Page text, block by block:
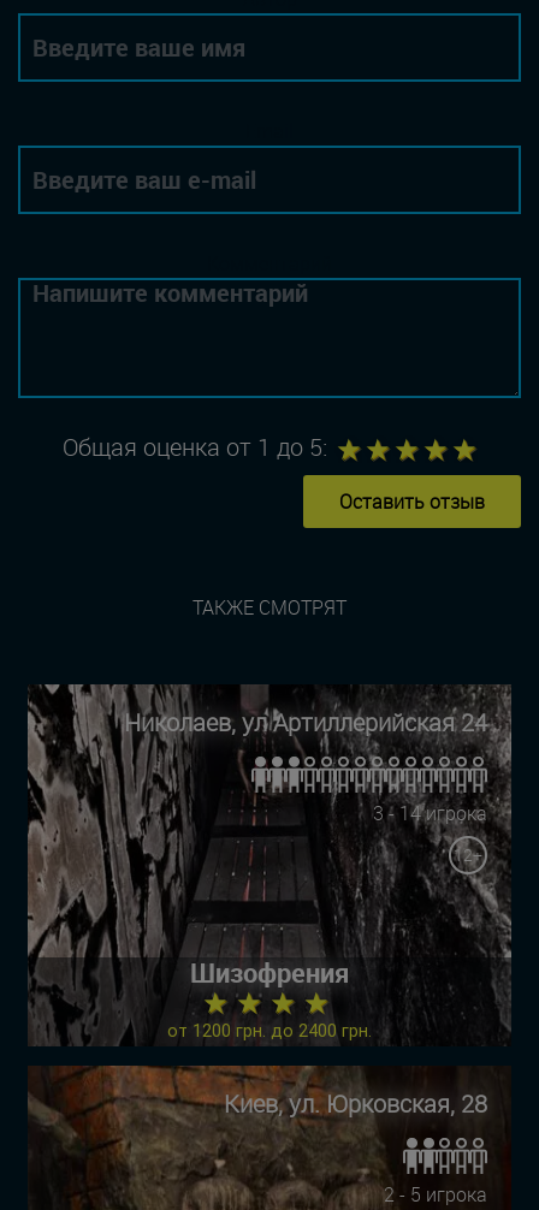
Общая оценка от 1 до 5: 4
3
2
1
Оставить отзыв
ТАКЖЕ СМОТРЯТ
Николаев, ул Артиллерийская 24
3 - 14 игрока
12+
Шизофрения
★ ★ ★ ★
от 1200 грн. до 2400 грн.
Киев, ул. Юрковская, 28
2 - 5 игрока